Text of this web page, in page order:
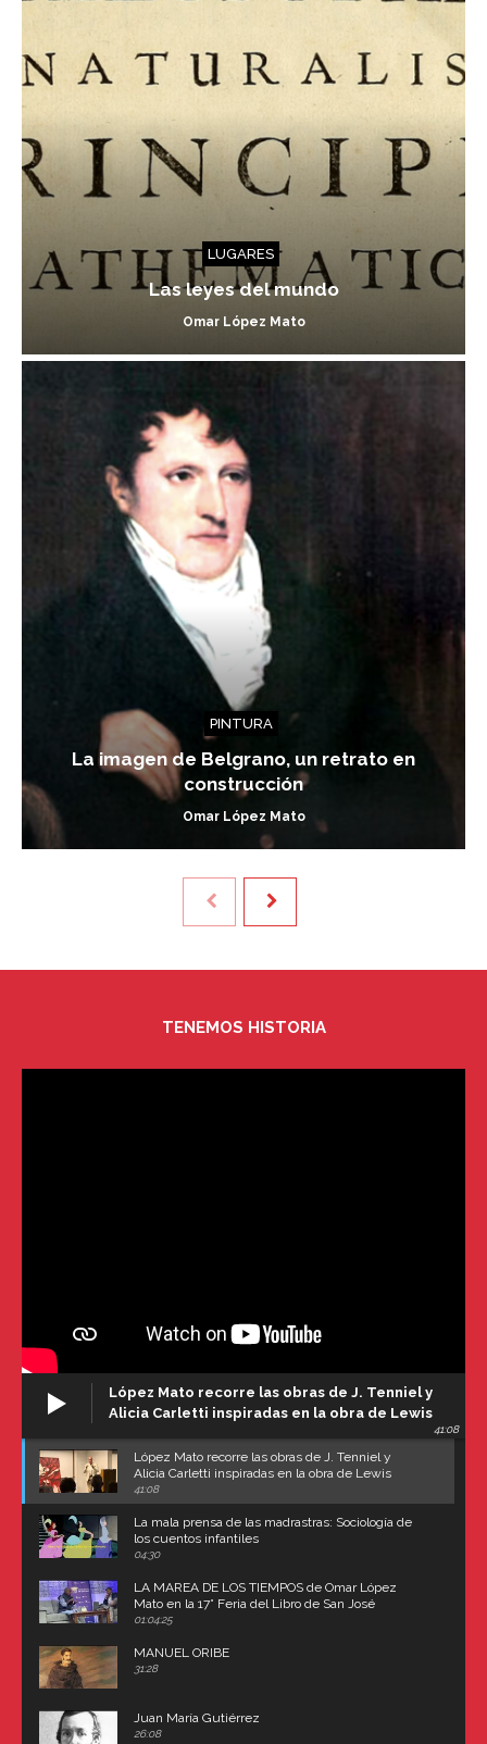
LUGARES
Las leyes del mundo
Omar López Mato
PINTURA
La imagen de Belgrano, un retrato en
construcción
Omar López Mato
TENEMOS HISTORIA
López Mato recorre las obras de J. Tenniel y
Alicia Carletti inspiradas en la obra de Lewis
41:08
López Mato recorre las obras de J. Tenniel y
Alicia Carletti inspiradas en la obra de Lewis
Carroll
41:08
La mala prensa de las madrastras: Sociología de
los cuentos infantiles
04:30
LA MAREA DE LOS TIEMPOS de Omar López
Mato en la 17° Feria del Libro de San José
(Uruguay)
01:04:25
MANUEL ORIBE
31:28
Juan María Gutiérrez
26:08